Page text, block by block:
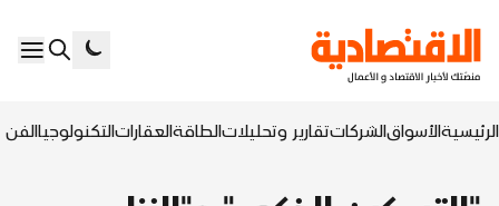
الرئيسيةالأسواقالشركاتتقارير وتحليلاتالطاقةالعقاراتالتكنولوجياالفن